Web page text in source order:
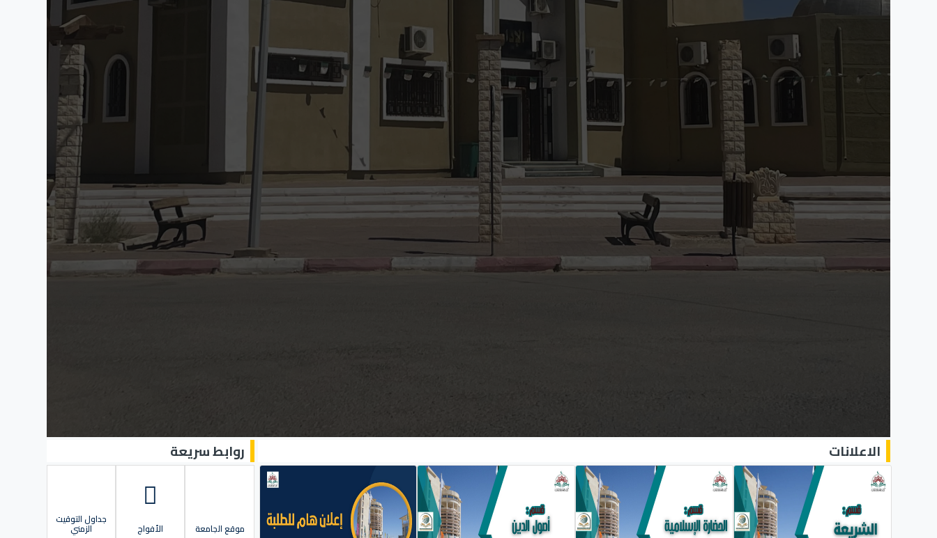
الاعلانات روابط سريعة
موقع الجامعة الأفواج
جداول التوقيت
الزمني